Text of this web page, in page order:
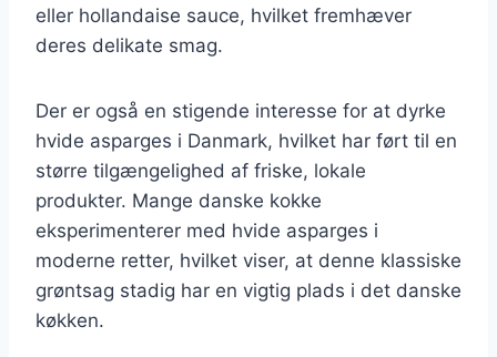
eller hollandaise sauce, hvilket fremhæver
deres delikate smag.
Der er også en stigende interesse for at dyrke
hvide asparges i Danmark, hvilket har ført til en
større tilgængelighed af friske, lokale
produkter. Mange danske kokke
eksperimenterer med hvide asparges i
moderne retter, hvilket viser, at denne klassiske
grøntsag stadig har en vigtig plads i det danske
køkken.